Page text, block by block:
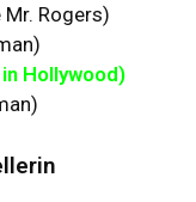
Rogers)
Hollywood)